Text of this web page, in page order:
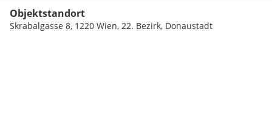
Objektstandort
Skrabalgasse 8, 1220 Wien, 22. Bezirk, Donaustadt